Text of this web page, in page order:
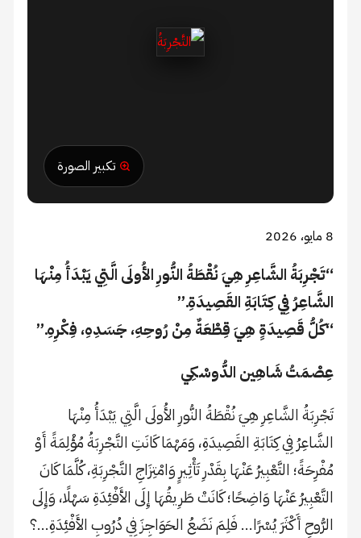
تكبير الصورة
8 مايو، 2026
“تَجْرِبَةُ الشَّاعِرِ هِيَ نُقْطَةُ النُّورِ الأُولَى الَّتِي يَبْدَأُ مِنْهَا
الشَّاعِرُ فِي كِتَابَةِ القَصِيدَةِ.”
“كُلُّ قَصِيدَةٍ هِيَ قِطْعَةٌ مِنْ رُوحِهِ، جَسَدِهِ، فِكْرِهِ.”
عِصْمَتُ شَاهِين الدُّوسْكِي
تَجْرِبَةُ الشَّاعِرِ هِيَ نُقْطَةُ النُّورِ الأُولَى الَّتِي يَبْدَأُ مِنْهَا
الشَّاعِرُ فِي كِتَابَةِ القَصِيدَةِ، وَمَهْمَا كَانَتِ التَّجْرِبَةُ مُؤْلِمَةً أَوْ
مُفْرِحَةً؛ التَّعْبِيرُ عَنْهَا بِقَدْرِ تَأْثِيرٍ وَامْتِزَاجِ التَّجْرِبَةِ، كُلَّمَا كَانَ
التَّعْبِيرُ عَنْهَا وَاضِحًا؛ كَانَتْ طَرِيقُهَا إِلَى الأَفْئِدَةِ سَهْلًا، وَإِلَى
الرُّوحِ أَكْثَرَ يُسْرًا… فَلِمَ نَضَعُ الحَوَاجِزَ فِي دُرُوبِ الأَفْئِدَةِ…؟